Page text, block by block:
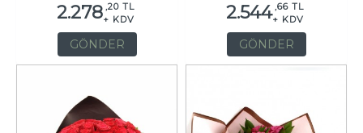
2.278 ,20 TL
+ KDV
GÖNDER
2.544 ,66 TL
+ KDV
GÖNDER